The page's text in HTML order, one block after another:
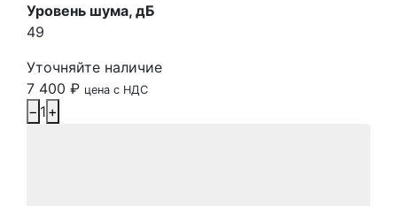
Уровень шума, дБ
49
Уточняйте наличие
7 400 ₽ цена с НДС
− 1 +